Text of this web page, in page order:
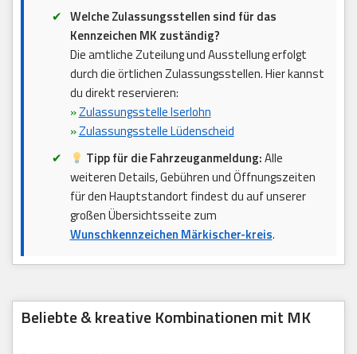
Welche Zulassungsstellen sind für das
Kennzeichen MK zuständig?
Die amtliche Zuteilung und Ausstellung erfolgt
durch die örtlichen Zulassungsstellen. Hier kannst
du direkt reservieren:
»Zulassungsstelle Iserlohn
»Zulassungsstelle Lüdenscheid
Tipp für die Fahrzeuganmeldung:Alle
weiteren Details, Gebühren und Öffnungszeiten
für den Hauptstandort findest du auf unserer
großen Übersichtsseite zum
Wunschkennzeichen Märkischer-kreis.
Beliebte & kreative Kombinationen mit MK